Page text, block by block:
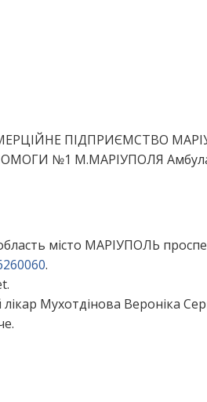
ПІДПРИЄМСТВО
№1 М.МАРІУПОЛЯ
місто МАРІУПОЛЬ
.
Мухотдінова Вероніка